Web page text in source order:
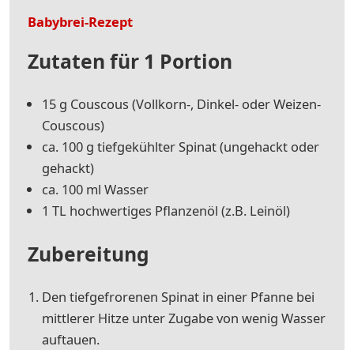
Babybrei-Rezept
Zutaten für 1 Portion
15 g Cous­cous (Voll­korn-, Din­kel- oder Wei­zen-
Cous­cous)
ca. 100 g tief­ge­kühl­ter Spi­nat (ungehackt oder
gehackt)
ca. 100 ml Was­ser
1 TL hoch­wer­ti­ges Pflan­zen­öl (z.B. Lein­öl)
Zubereitung
Den tief­ge­fro­re­nen Spi­nat in ei­ner Pfan­ne bei
mitt­le­rer Hit­ze un­ter Zu­ga­be von we­nig Was­ser
auf­tau­en.